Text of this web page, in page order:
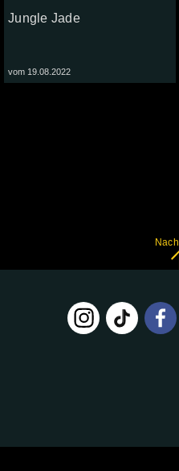
Jungle Jade
vom 19.08.2022